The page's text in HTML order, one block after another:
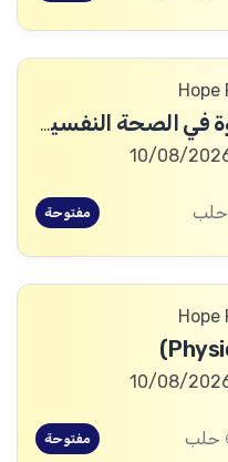
طبيب رأب الفجوة في الصحة النفسية (mhGAP Doctor)
حلب مفتوحة
حلب مفتوحة